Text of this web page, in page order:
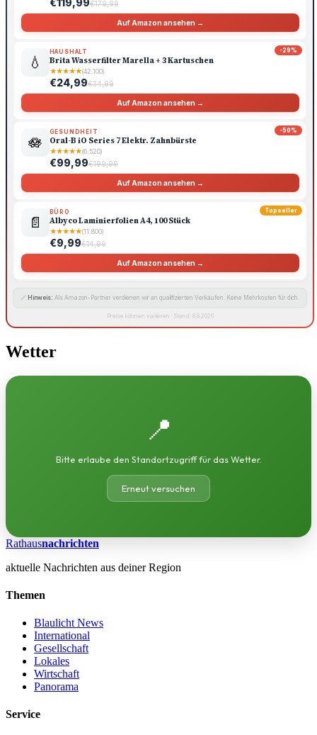
€119,99€179,99
Auf Amazon ansehen →
-29%
💧
HAUSHALT
Brita Wasserfilter Marella + 3 Kartuschen
★★★★★(42.100)
€24,99€34,99
Auf Amazon ansehen →
-50%
🪷
GESUNDHEIT
Oral-B iO Series 7 Elektr. Zahnbürste
★★★★★(6.520)
€99,99€199,99
Auf Amazon ansehen →
Topseller
📄
BÜRO
Albyco Laminierfolien A4, 100 Stück
★★★★★(11.800)
€9,99€14,99
Auf Amazon ansehen →
🔗 Hinweis: Als Amazon-Partner verdienen wir an qualifizierten Verkäufen. Keine Mehrkosten für dich.
Preise können variieren · Stand: 8.8.2026
Wetter
📍
Bitte erlaube den Standortzugriff für das Wetter.
Erneut versuchen
Rathausnachrichten
aktuelle Nachrichten aus deiner Region
Themen
Blaulicht News
International
Gesellschaft
Lokales
Wirtschaft
Panorama
Service